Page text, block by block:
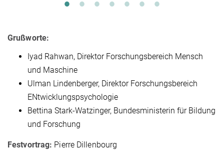
Grußworte:
Iyad Rahwan, Direktor Forschungsbereich Mensch
und Maschine
Ulman Lindenberger, Direktor Forschungsbereich
ENtwicklungspsychologie
Bettina Stark-Watzinger, Bundesministerin für Bildung
und Forschung
Festvortrag: Pierre Dillenbourg